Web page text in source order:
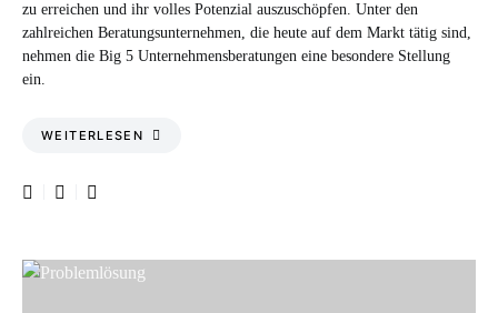
zu erreichen und ihr volles Potenzial auszuschöpfen. Unter den
zahlreichen Beratungsunternehmen, die heute auf dem Markt tätig sind,
nehmen die Big 5 Unternehmensberatungen eine besondere Stellung
ein.
WEITERLESEN